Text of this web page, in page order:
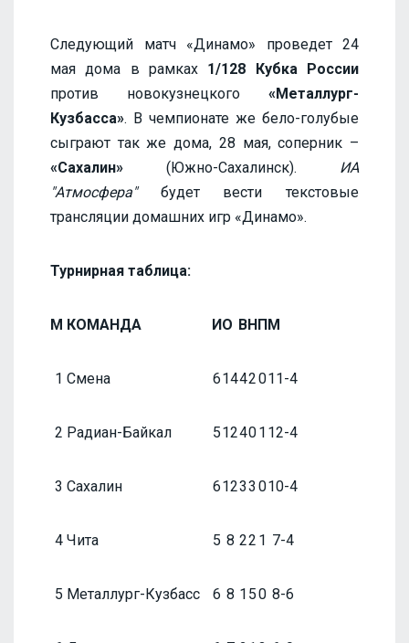
Следующий матч «Динамо» проведет 24
мая дома в рамках 1/128 Кубка России
против новокузнецкого «Металлург-
Кузбасса». В чемпионате же бело-голубые
сыграют так же дома, 28 мая, соперник –
«Сахалин» (Южно-Сахалинск). ИА
"Атмосфера" будет вести текстовые
трансляции домашних игр «Динамо».
Турнирная таблица:
М КОМАНДА ИО ВНПМ
1 Смена 61442011-4
2 Радиан-Байкал 512401 12-4
3 Сахалин 61233 010-4
4 Чита 5 8 22 1 7-4
5 Металлург-Кузбасс 6 8 1 50 8-6